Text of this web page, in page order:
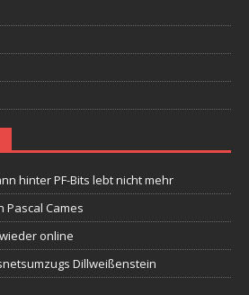
hinter PF-Bits lebt nicht mehr
Pascal Cames
online
Dillweißenstein